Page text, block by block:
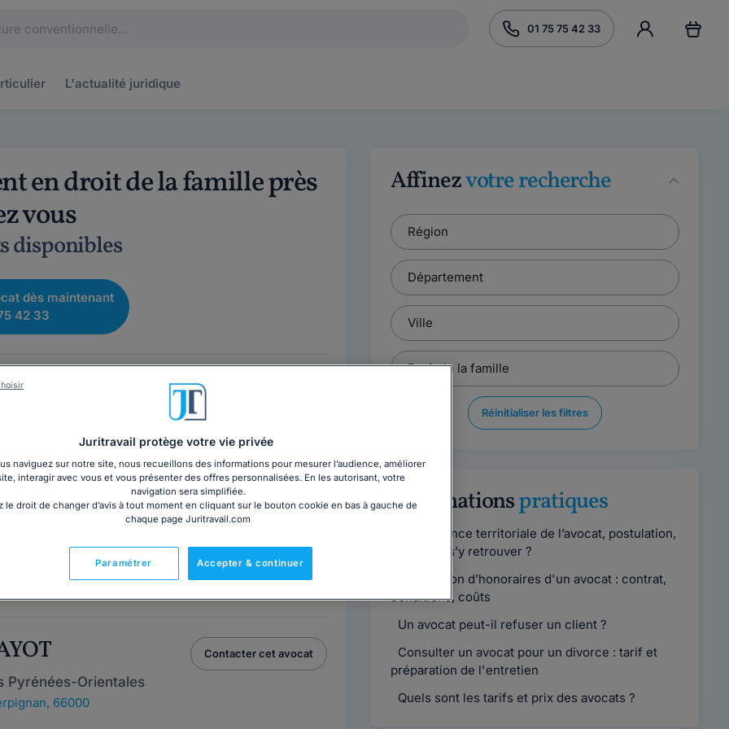
01 75 75 42 33
L'actualité juridique
en droit de la famille près
vous
disponibles
dès maintenant
42 33
ESPIE
en-Provence
Provence, 13100
Pyrénées-Orientales
66000
Contacter cet avocat
Affinezvotre recherche
Réinitialiser les filtres
Informationspratiques
Compétence territoriale de l’avocat, postulation,
comment s’y retrouver ?
Convention d’honoraires d'un avocat : contrat,
conditions, coûts
Un avocat peut-il refuser un client ?
Consulter un avocat pour un divorce : tarif et
préparation de l'entretien
Quels sont les tarifs et prix des avocats ?
Juritravail protège votre vie privée
naviguez sur notre site, nous recueillons des informations pour mesurer l’audience, améliorer
interagir avec vous et vous présenter des offres personnalisées. En les autorisant, votre
navigation sera simplifiée.
le droit de changer d’avis à tout moment en cliquant sur le bouton cookie en bas à gauche de
chaque page Juritravail.com
Accepter & continuer
Paramétrer